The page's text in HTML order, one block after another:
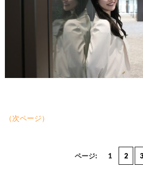
（次ページ）
ページ: 1 2